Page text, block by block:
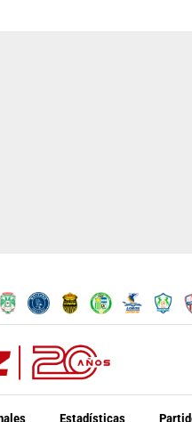
Estadísticas